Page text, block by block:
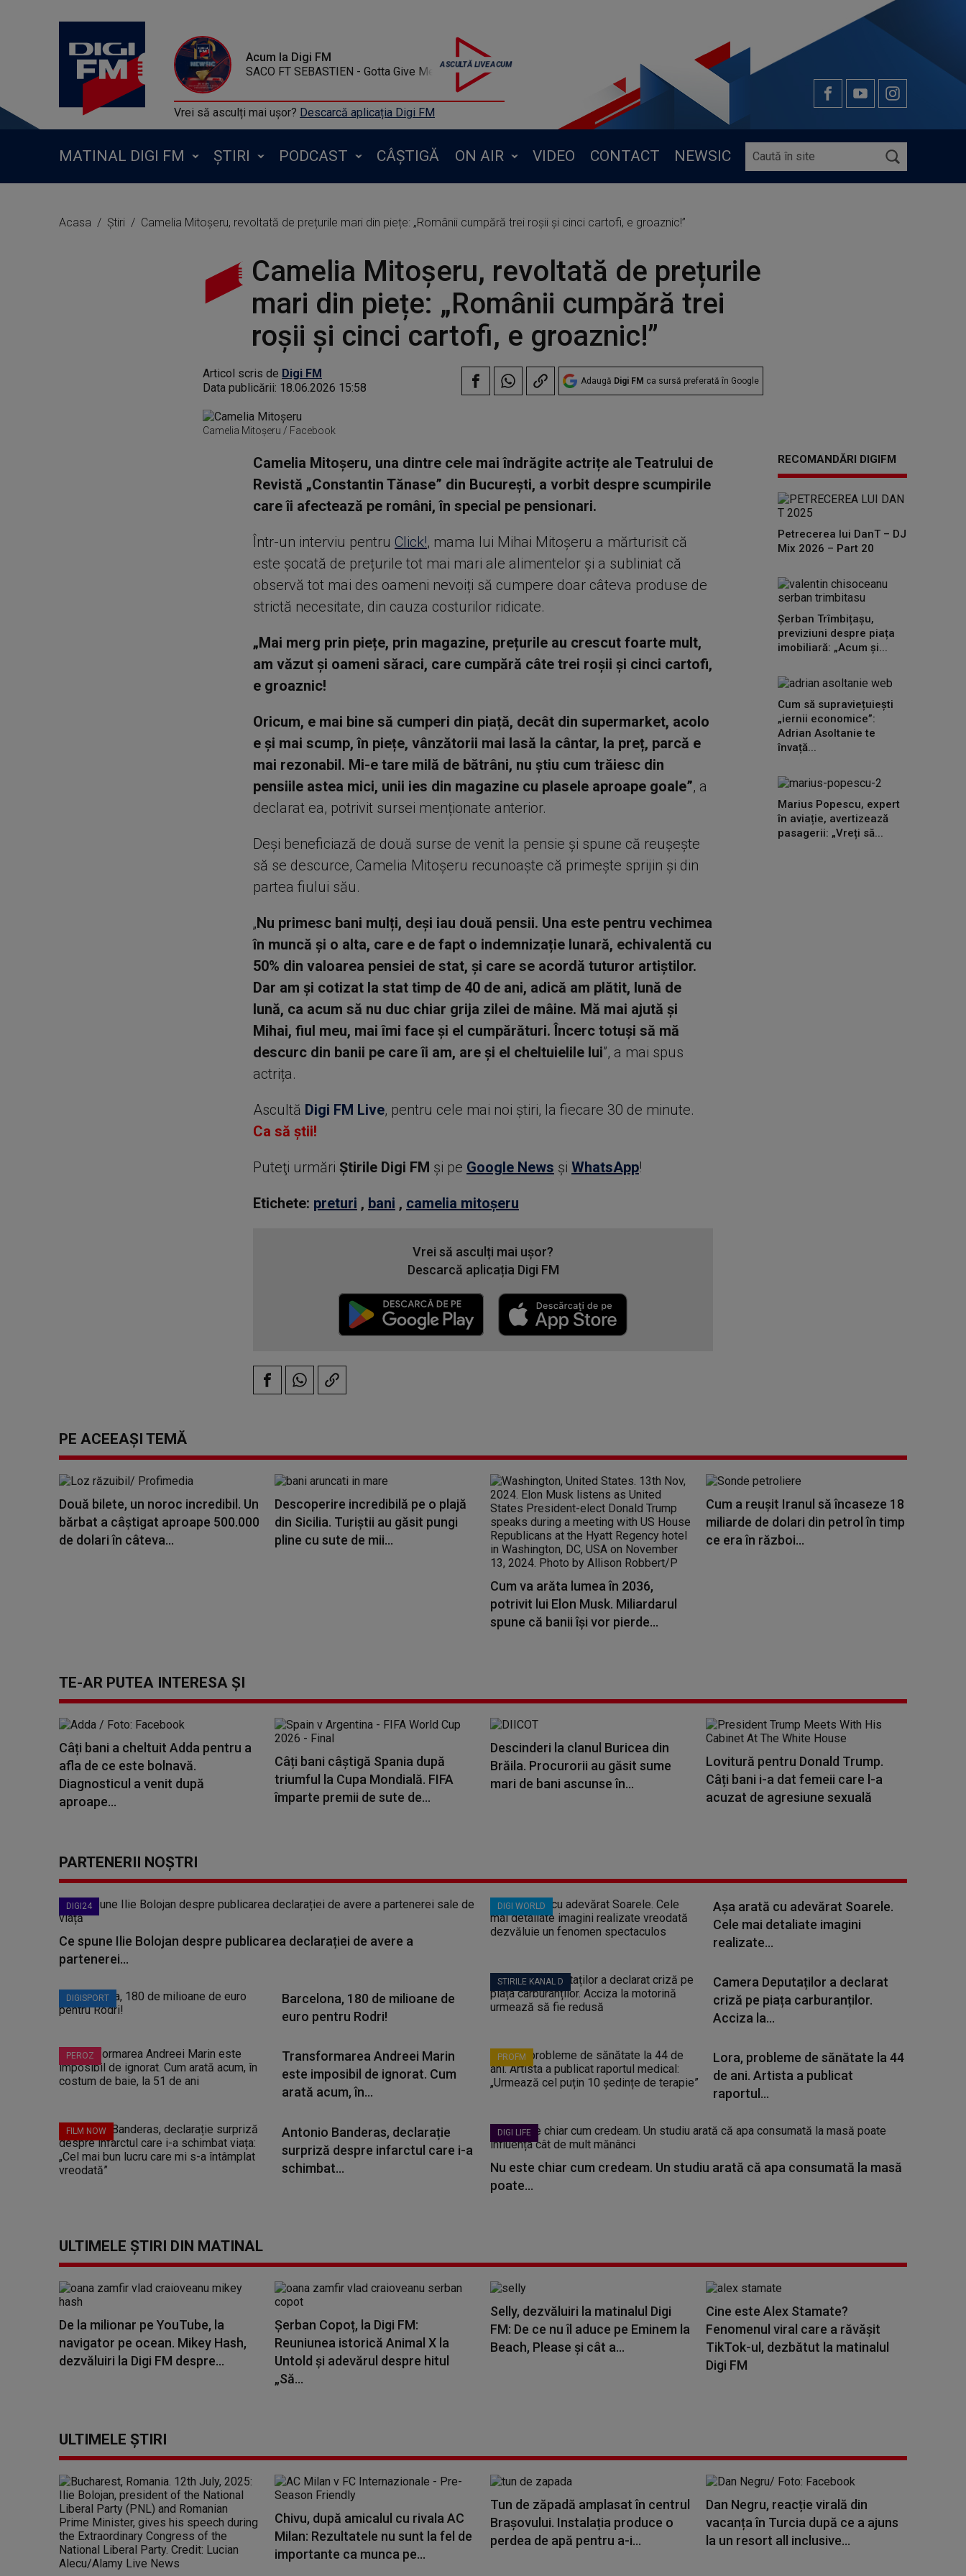
Acum la Digi FM
SACO FT SEBASTIEN - Gotta Give Me
Vrei să asculți mai ușor? Descarcă aplicația Digi FM
MATINAL DIGI FM ȘTIRI PODCAST CÂȘTIGĂ ON AIR VIDEO CONTACT NEWSIC
Acasa Știri Camelia Mitoșeru, revoltată de prețurile mari din piețe: „Românii cumpără trei roșii și cinci cartofi, e groaznic!”
Camelia Mitoșeru, revoltată de prețurile
mari din piețe: „Românii cumpără trei
roșii și cinci cartofi, e groaznic!”
Articol scris de Digi FM
Data publicării: 18.06.2026 15:58 Adaugă Digi FM ca sursă preferată în Google
Camelia Mitoșeru / Facebook
Camelia Mitoșeru, una dintre cele mai îndrăgite actrițe ale Teatrului de
Revistă „Constantin Tănase” din București, a vorbit despre scumpirile
care îi afectează pe români, în special pe pensionari.
Într-un interviu pentru Click!, mama lui Mihai Mitoșeru a mărturisit că
este șocată de prețurile tot mai mari ale alimentelor și a subliniat că
observă tot mai des oameni nevoiți să cumpere doar câteva produse de
strictă necesitate, din cauza costurilor ridicate.
„Mai merg prin piețe, prin magazine, prețurile au crescut foarte mult,
am văzut și oameni săraci, care cumpără câte trei roșii și cinci cartofi,
e groaznic!
Oricum, e mai bine să cumperi din piață, decât din supermarket, acolo
e și mai scump, în piețe, vânzătorii mai lasă la cântar, la preț, parcă e
mai rezonabil. Mi-e tare milă de bătrâni, nu știu cum trăiesc din
pensiile astea mici, unii ies din magazine cu plasele aproape goale”, a
declarat ea, potrivit sursei menționate anterior.
Deși beneficiază de două surse de venit la pensie și spune că reușește
să se descurce, Camelia Mitoșeru recunoaște că primește sprijin și din
partea fiului său.
„Nu primesc bani mulți, deși iau două pensii. Una este pentru vechimea
în muncă și o alta, care e de fapt o indemnizație lunară, echivalentă cu
50% din valoarea pensiei de stat, și care se acordă tuturor artiștilor.
Dar am și cotizat la stat timp de 40 de ani, adică am plătit, lună de
lună, ca acum să nu duc chiar grija zilei de mâine. Mă mai ajută și
Mihai, fiul meu, mai îmi face și el cumpărături. Încerc totuși să mă
descurc din banii pe care îi am, are și el cheltuielile lui”, a mai spus
actrița.
Ascultă Digi FM Live, pentru cele mai noi știri, la fiecare 30 de minute.
Ca să știi!
Puteţi urmări Știrile Digi FM şi pe Google News şi WhatsApp!
Etichete: preturi , bani , camelia mitoșeru
Vrei să asculți mai ușor?
Descarcă aplicația Digi FM
RECOMANDĂRI DIGIFM
Petrecerea lui DanT – DJ
Mix 2026 – Part 20
Șerban Trîmbițașu,
previziuni despre piața
imobiliară: „Acum și...
Cum să supraviețuiești
„iernii economice”:
Adrian Asoltanie te
învață...
Marius Popescu, expert
în aviație, avertizează
pasagerii: „Vreți să...
PE ACEEAȘI TEMĂ
Două bilete, un noroc incredibil. Un
bărbat a câștigat aproape 500.000
de dolari în câteva...
Descoperire incredibilă pe o plajă
din Sicilia. Turiștii au găsit pungi
pline cu sute de mii...
Cum va arăta lumea în 2036,
potrivit lui Elon Musk. Miliardarul
spune că banii își vor pierde...
Cum a reuşit Iranul să încaseze 18
miliarde de dolari din petrol în timp
ce era în război...
TE-AR PUTEA INTERESA ȘI
Câți bani a cheltuit Adda pentru a
afla de ce este bolnavă.
Diagnosticul a venit după
aproape...
Câți bani câștigă Spania după
triumful la Cupa Mondială. FIFA
împarte premii de sute de...
Descinderi la clanul Buricea din
Brăila. Procurorii au găsit sume
mari de bani ascunse în...
Lovitură pentru Donald Trump.
Câți bani i-a dat femeii care l-a
acuzat de agresiune sexuală
PARTENERII NOȘTRI
DIGI24
Ce spune Ilie Bolojan despre publicarea declarației de avere a
partenerei...
DIGISPORT
Barcelona, 180 de milioane de
euro pentru Rodri!
PEROZ
Transformarea Andreei Marin
este imposibil de ignorat. Cum
arată acum, în...
FILM NOW
Antonio Banderas, declarație
surpriză despre infarctul care i-a
schimbat...
DIGI WORLD
Așa arată cu adevărat Soarele.
Cele mai detaliate imagini
realizate...
STIRILE KANAL D
Camera Deputaților a declarat
criză pe piața carburanților.
Acciza la...
PROFM
Lora, probleme de sănătate la 44
de ani. Artista a publicat
raportul...
DIGI LIFE
Nu este chiar cum credeam. Un studiu arată că apa consumată la masă
poate...
ULTIMELE ȘTIRI DIN MATINAL
De la milionar pe YouTube, la
navigator pe ocean. Mikey Hash,
dezvăluiri la Digi FM despre...
Șerban Copoț, la Digi FM:
Reuniunea istorică Animal X la
Untold și adevărul despre hitul
„Să...
Selly, dezvăluiri la matinalul Digi
FM: De ce nu îl aduce pe Eminem la
Beach, Please și cât a...
Cine este Alex Stamate?
Fenomenul viral care a răvășit
TikTok-ul, dezbătut la matinalul
Digi FM
ULTIMELE ȘTIRI
Chivu, după amicalul cu rivala AC
Milan: Rezultatele nu sunt la fel de
importante ca munca pe...
Tun de zăpadă amplasat în centrul
Brașovului. Instalația produce o
perdea de apă pentru a-i...
Dan Negru, reacție virală din
vacanța în Turcia după ce a ajuns
la un resort all inclusive...